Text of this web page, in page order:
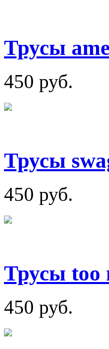
Трусы
450 руб.
Трусы
450 руб.
Трусы too
450 руб.